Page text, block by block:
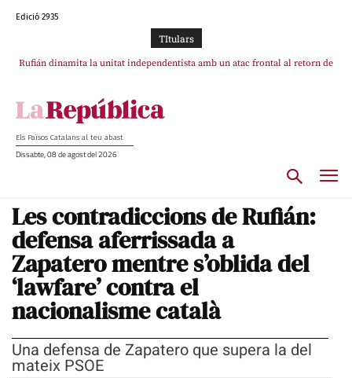
Edició 2935
TItulars
Rufián dinamita la unitat independentista amb un atac frontal al retorn de
Puigdemont reivindica la transparència del seu retorn i manté el pols ferm
Els Països Catalans al teu abast
Dissabte, 08 de agost del 2026
Les contradiccions de Rufián:
defensa aferrissada a
Zapatero mentre s’oblida del
‘lawfare’ contra el
nacionalisme català
Una defensa de Zapatero que supera la del
mateix PSOE